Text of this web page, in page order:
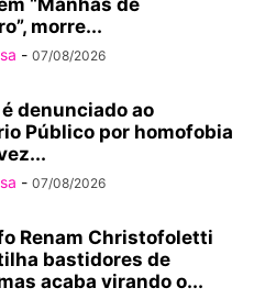
“Manhãs de
morre...
- 07/08/2026
denunciado ao
Público por homofobia
- 07/08/2026
Renam Christofoletti
bastidores de
acaba virando o...